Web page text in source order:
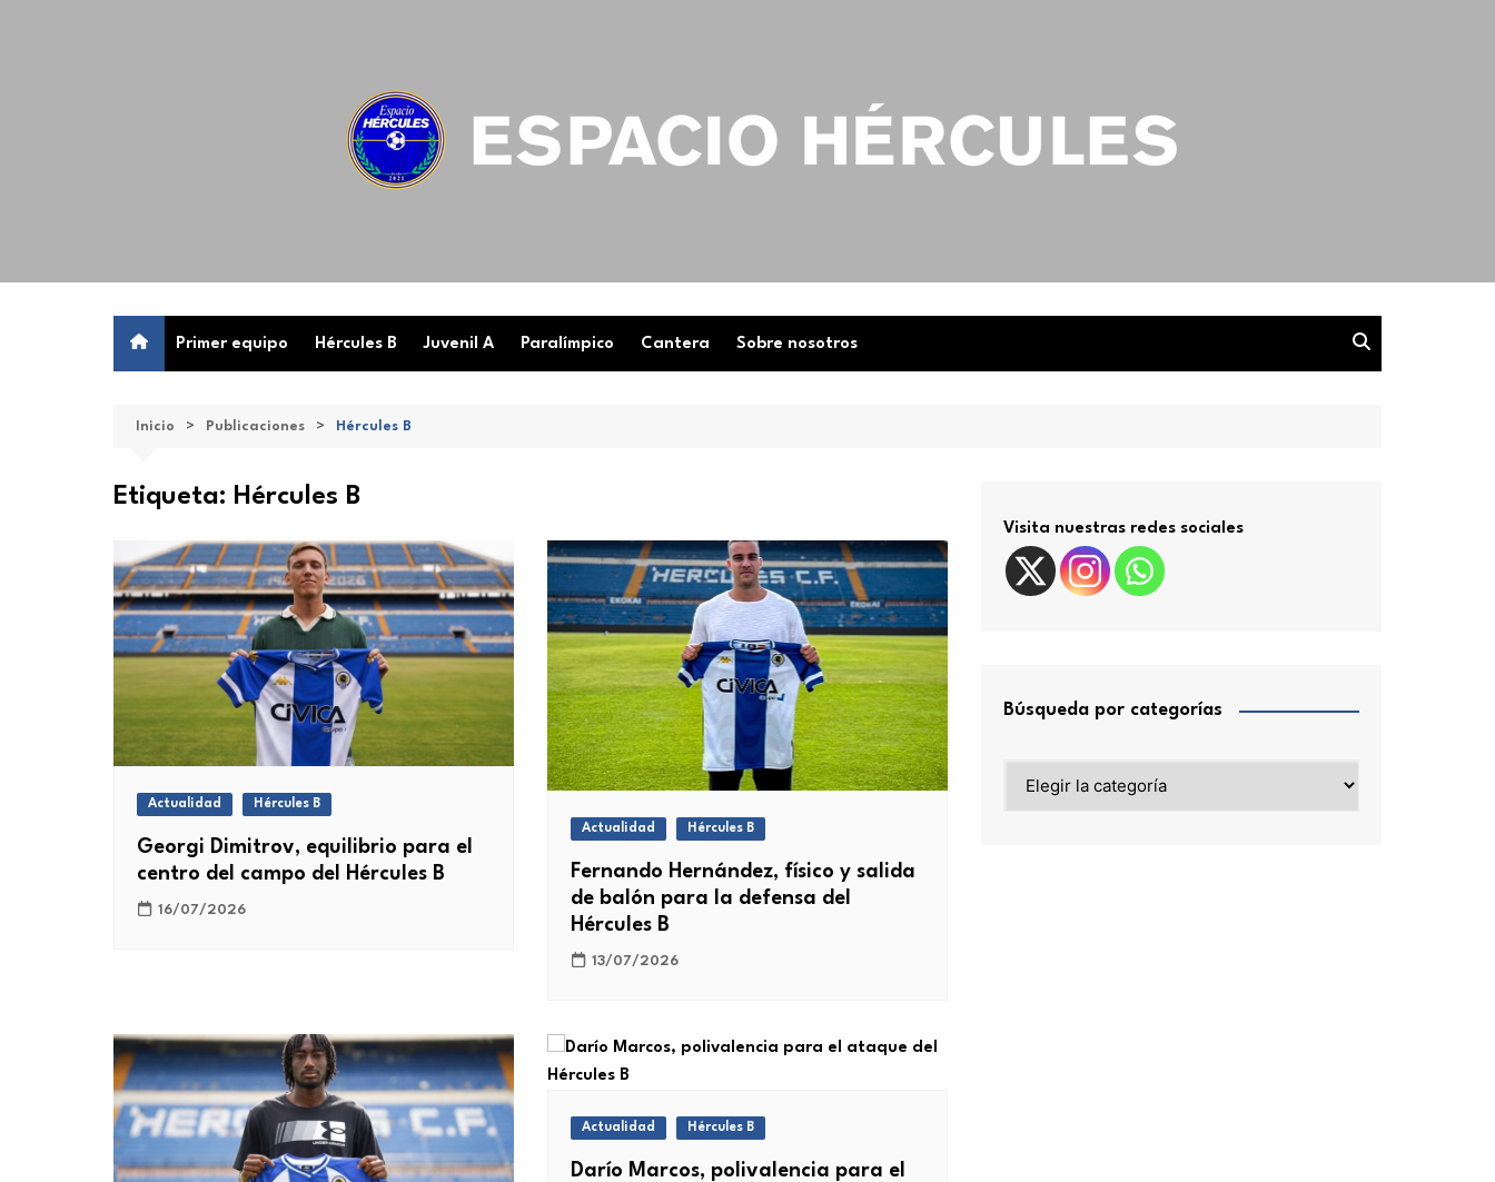
Primer equipo Hércules B Juvenil A Paralímpico Cantera Sobre nosotros
Inicio Publicaciones Hércules B
Etiqueta: Hércules B
Actualidad Hércules B
Georgi Dimitrov, equilibrio para el
centro del campo del Hércules B
16/07/2026
Actualidad Hércules B
Fernando Hernández, físico y salida
de balón para la defensa del
Hércules B
13/07/2026
Actualidad Hércules B
Darío Marcos, polivalencia para el
Visita nuestras redes sociales
Búsqueda por categorías